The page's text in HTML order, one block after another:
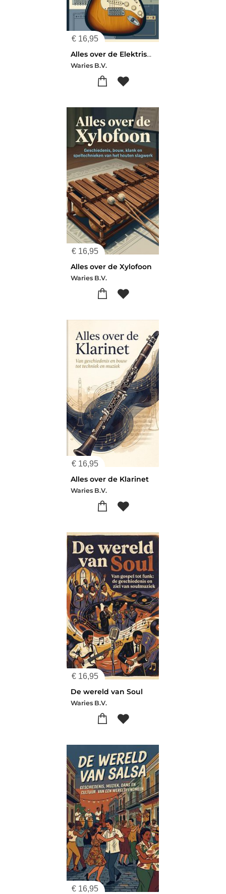
€ 16,95
Alles over de Elektrische gitaar
Waries B.V.
€ 16,95
Alles over de Xylofoon
Waries B.V.
€ 16,95
Alles over de Klarinet
Waries B.V.
€ 16,95
De wereld van Soul
Waries B.V.
€ 16,95